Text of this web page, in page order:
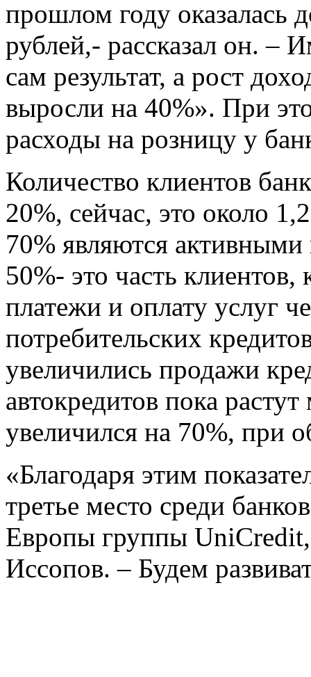
прошлом году оказалась
рублей,- рассказал он. –
сам результат, а рост
выросли на 40%». При
расходы на розницу у
Количество клиентов
20%, сейчас, это около
70% являются
50%- это часть
платежи и оплату услуг
потребительских
увеличились продажи
автокредитов пока
увеличился на 70%, при
«Благодаря этим
третье место среди
Европы группы
Иссопов. – Будем